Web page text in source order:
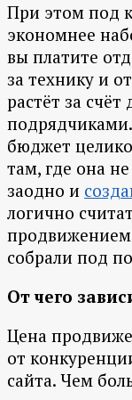
При этом под
экономнее
вы платите
за технику и
растёт за
бюджет
там, где она
заодно и
логично
собрали под
От чего
Цена
от
сайта. Чем